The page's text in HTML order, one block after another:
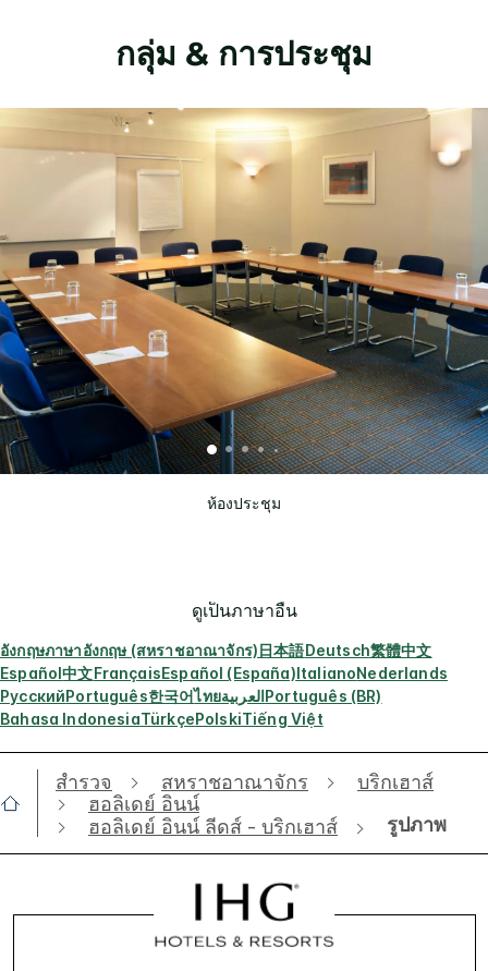
กลุ่ม & การประชุม
ห้องประชุม
ดูเป็นภาษาอื่น
อังกฤษภาษาอังกฤษ (สหราชอาณาจักร)日本語Deutsch繁體中文
Español中文FrançaisEspañol (España)ItalianoNederlands
РусскийPortuguês한국어ไทยالعربيةPortuguês (BR)
Bahasa IndonesiaTürkçePolskiTiếng Việt
สำรวจ สหราชอาณาจักร
บริกเฮาส์
ฮอลิเดย์ อินน์
ฮอลิเดย์ อินน์ ลีดส์ - บริกเฮาส์
รูปภาพ